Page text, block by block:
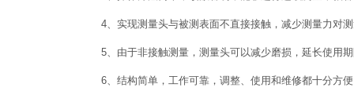
4、实现测量头与被测表面不直接接触，减少测量力对
5、由于非接触测量，测量头可以减少磨损，延长使用
6、结构简单，工作可靠，调整、使用和维修都十分方